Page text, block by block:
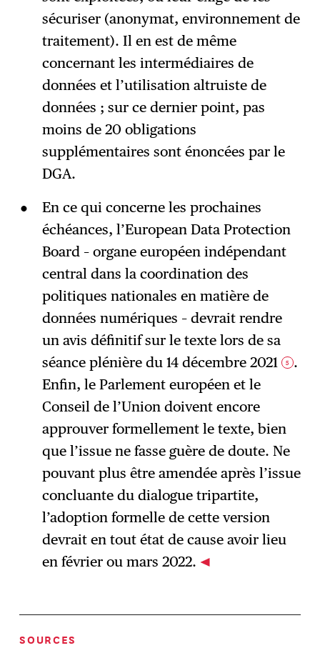
sécuriser (anonymat, environnement de
traitement). Il en est de même
concernant les intermédiaires de
données et l’utilisation altruiste de
données ; sur ce dernier point, pas
moins de 20 obligations
supplémentaires sont énoncées par le
DGA.
En ce qui concerne les prochaines
échéances, l’European Data Protection
Board – organe européen indépendant
central dans la coordination des
politiques nationales en matière de
données numériques – devrait rendre
un avis définitif sur le texte lors de sa
séance plénière du 14 décembre 2021
5 .
Enfin, le Parlement européen et le
Conseil de l’Union doivent encore
approuver formellement le texte, bien
que l’issue ne fasse guère de doute. Ne
pouvant plus être amendée après l’issue
concluante du dialogue tripartite,
l’adoption formelle de cette version
devrait en tout état de cause avoir lieu
en février ou mars 2022.
SOURCES